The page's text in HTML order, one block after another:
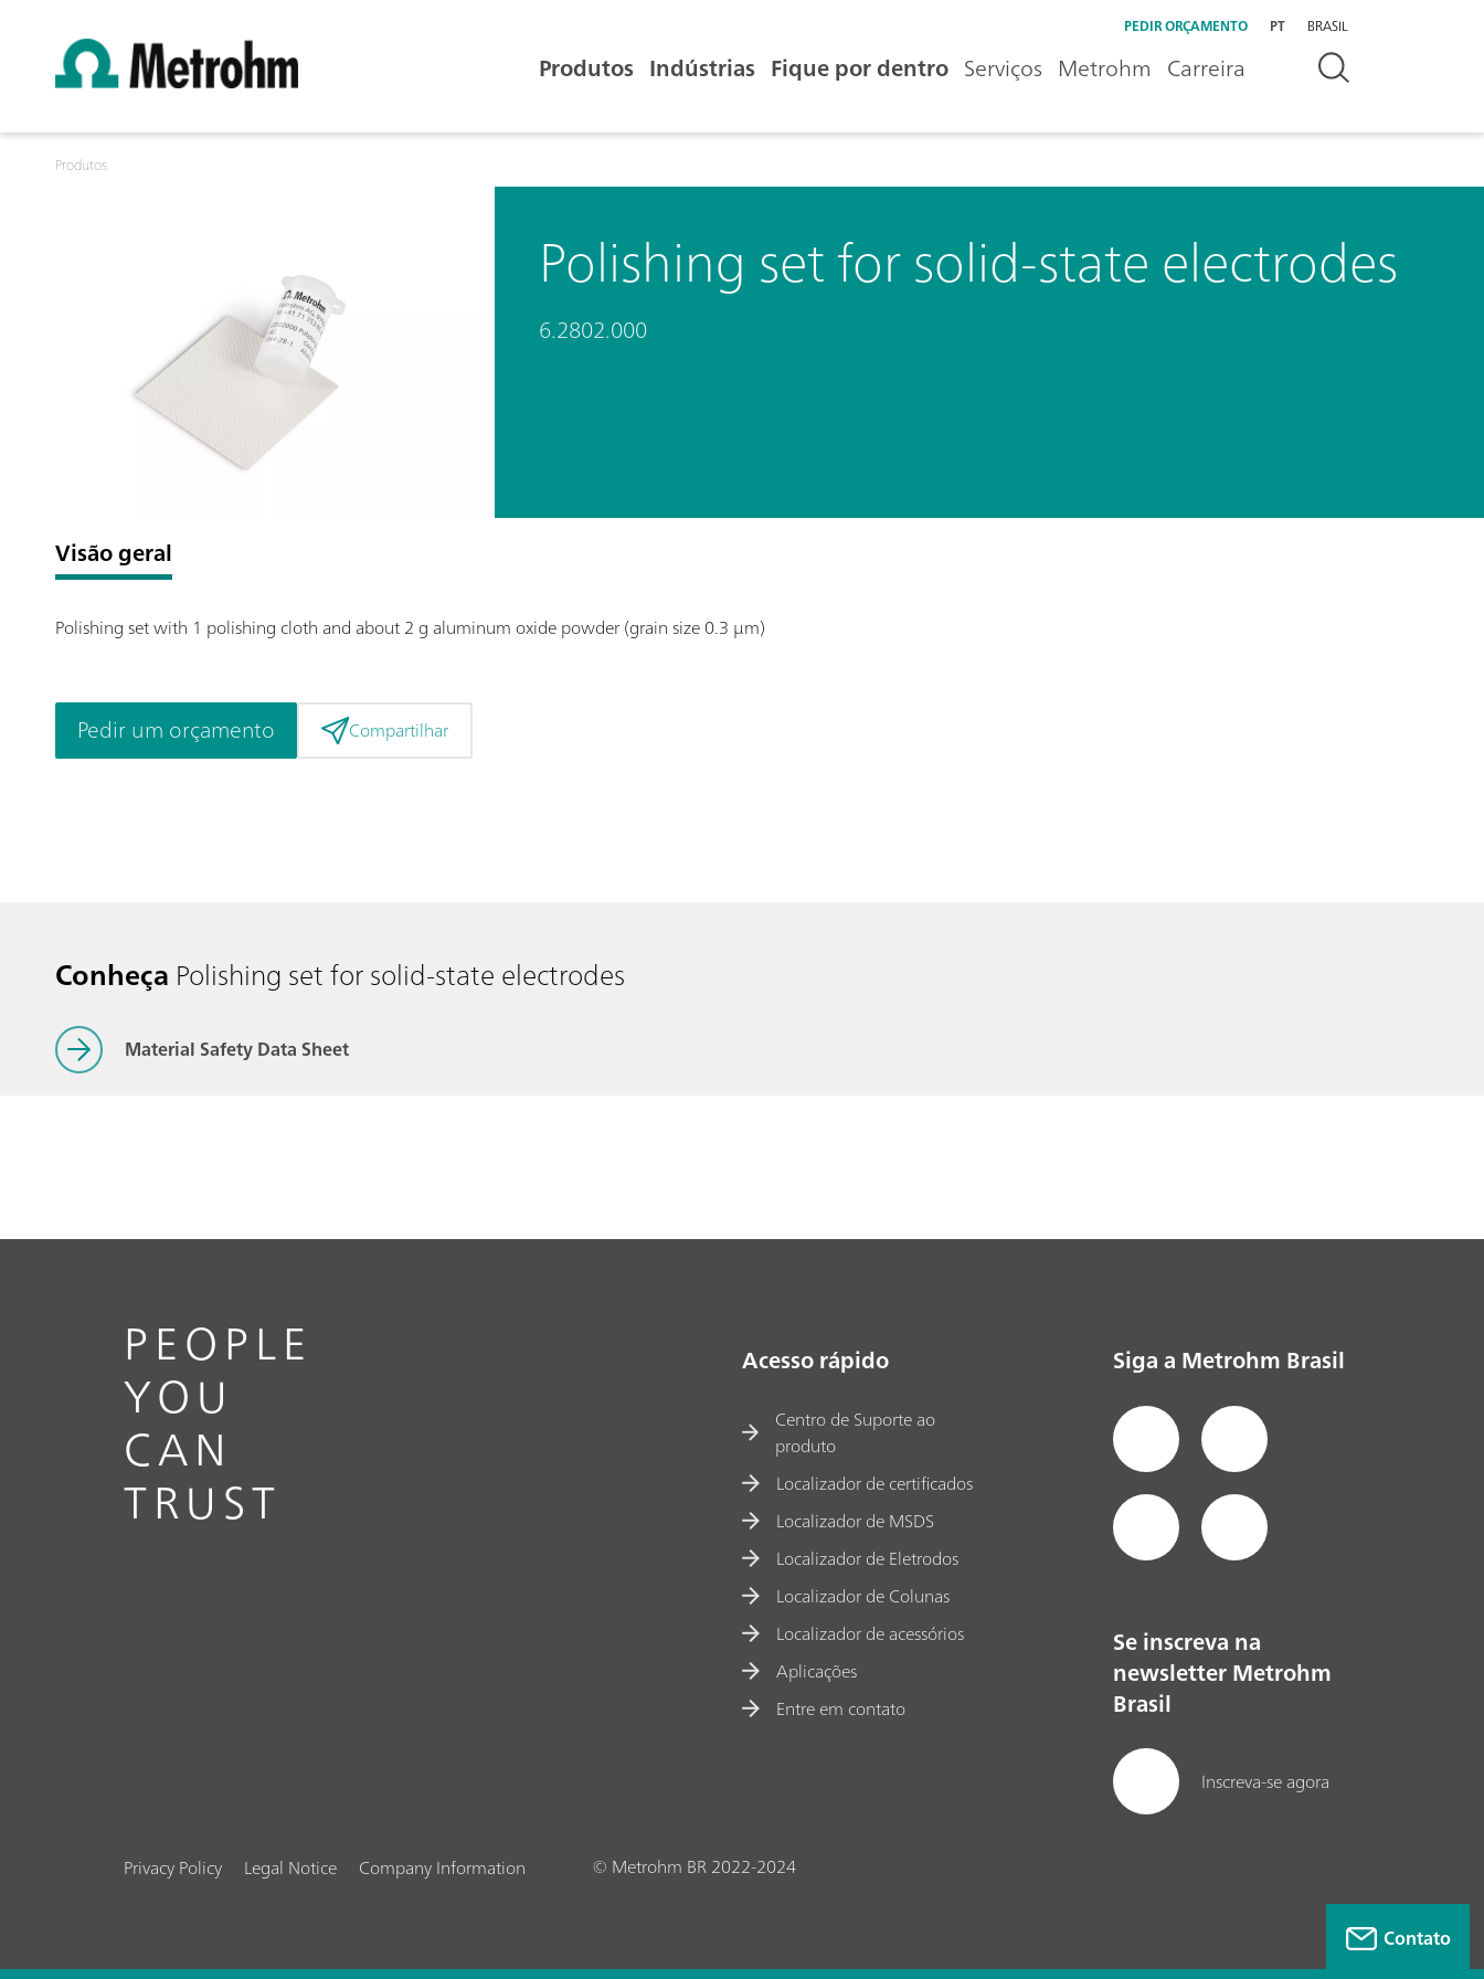
PEDIR ORÇAMENTO PT BRASIL
Produtos Indústrias Fique por dentro Serviços Metrohm Carreira
Produtos
Polishing set for solid-state electrodes
6.2802.000
Visão geral
Polishing set with 1 polishing cloth and about 2 g aluminum oxide powder (grain size 0.3 µm)
Pedir um orçamento Compartilhar
Conheça Polishing set for solid-state electrodes
Material Safety Data Sheet
PEOPLE
YOU
CAN
TRUST
Acesso rápido
Centro de Suporte ao
produto
Localizador de certificados
Localizador de MSDS
Localizador de Eletrodos
Localizador de Colunas
Localizador de acessórios
Aplicações
Entre em contato
Siga a Metrohm Brasil
Se inscreva na
newsletter Metrohm
Brasil
Inscreva-se agora
Privacy Policy Legal Notice Company Information © Metrohm BR 2022-2024
Contato